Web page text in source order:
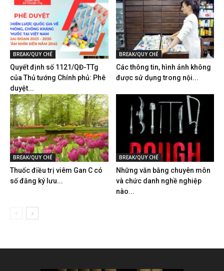
BREAK/QUY CHẾ
Quyết định số 1121/QĐ-TTg
của Thủ tướng Chính phủ: Phê
duyệt...
BREAK/QUY CHẾ
Các thông tin, hình ảnh không
được sử dụng trong nội...
BREAK/QUY CHẾ
Thuốc điều trị viêm Gan C có
số đăng ký lưu...
BREAK/QUY CHẾ
Những văn bằng chuyên môn
và chức danh nghề nghiệp
nào...